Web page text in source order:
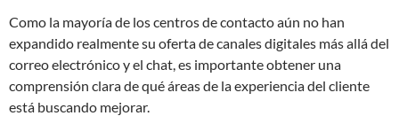
Como la mayoría de los centros de contacto aún no han
expandido realmente su oferta de canales digitales más allá del
correo electrónico y el chat, es importante obtener una
comprensión clara de qué áreas de la experiencia del cliente
está buscando mejorar.